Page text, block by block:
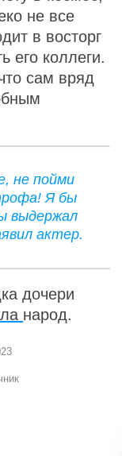
не все
в восторг
его коллеги.
сам вряд
не пойми
Я бы
выдержал
актер.
дочери
народ.